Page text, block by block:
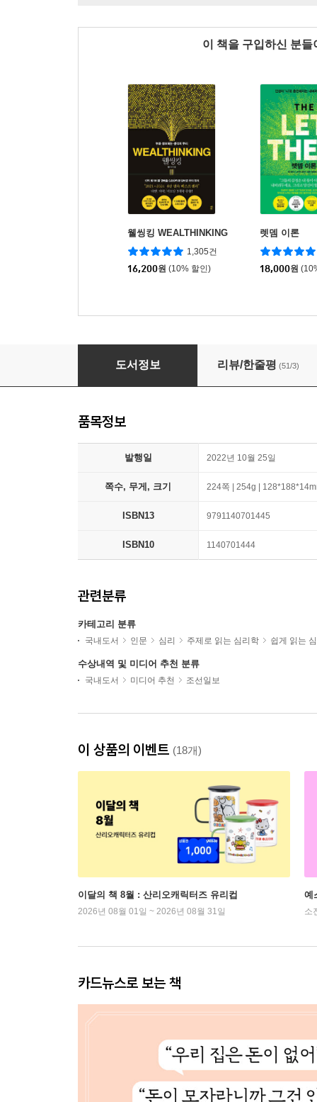
이 책을 구입하신 분
웰씽킹 WEALTHINKING
1,305건
16,200원 (10% 할인)
렛뎀 이론
18,000원
아직도 당신의 머릿속에는 부모가 산다
도서정보 리뷰/한줄평 (51/3)
품목정보
발행일 2022년 10월 25일
쪽수, 무게, 크기 224쪽 | 254g |
ISBN13 9791140701445
ISBN10 1140701444
관련분류
카테고리 분류
국내도서 인문 심리 주제로 읽는 심리학 쉽게 읽는
수상내역 및 미디어 추천 분류
국내도서 미디어 추천 조선일보
이 상품의 이벤트 (18개)
이달의 책 8월 : 산리오캐릭터즈 유리컵
2026년 08월 01일 ~ 2026년 08월 31일
예
소
카드뉴스로 보는 책